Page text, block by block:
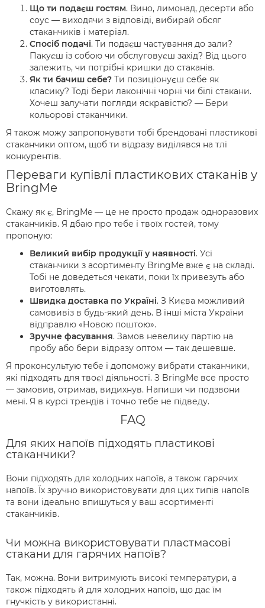
Що ти подаєш гостям. Вино, лимонад, десерти або
соус — виходячи з відповіді, вибирай обсяг
стаканчиків і матеріал.
Спосіб подачі. Ти подаєш частування до зали?
Пакуєш із собою чи обслуговуєш захід? Від цього
залежить, чи потрібні кришки до стаканів.
Як ти бачиш себе? Ти позиціонуєш себе як
класику? Тоді бери лаконічні чорні чи білі стакани.
Хочеш залучати погляди яскравістю? — Бери
кольорові стаканчики.
Я також можу запропонувати тобі брендовані пластикові
стаканчики оптом, щоб ти відразу виділявся на тлі
конкурентів.
Переваги купівлі пластикових стаканів у
BringMe
Скажу як є, BringMe — це не просто продаж одноразових
стаканчиків. Я дбаю про тебе і твоїх гостей, тому
пропоную:
Великий вибір продукції у наявності. Усі
стаканчики з асортименту BringMe вже є на складі.
Тобі не доведеться чекати, поки їх привезуть або
виготовлять.
Швидка доставка по Україні. З Києва можливий
самовивіз в будь-який день. В інші міста України
відправлю «Новою поштою».
Зручне фасування. Замов невелику партію на
пробу або бери відразу оптом — так дешевше.
Я проконсультую тебе і допоможу вибрати стаканчики,
які підходять для твоєї діяльності. З BringMe все просто
— замовив, отримав, видихнув. Напиши чи подзвони
мені. Я в курсі трендів і точно тебе не підведу.
FAQ
Для яких напоїв підходять пластикові
стаканчики?
Вони підходять для холодних напоїв, а також гарячих
напоїв. Їх зручно використовувати для цих типів напоїв
та вони ідеально впишуться у ваш асортименті
стаканчиків.
Чи можна використовувати пластмасові
стакани для гарячих напоїв?
Так, можна. Вони витримують високі температури, а
також підходять й для холодних напоїв, що дає їм
гнучкість у використанні.